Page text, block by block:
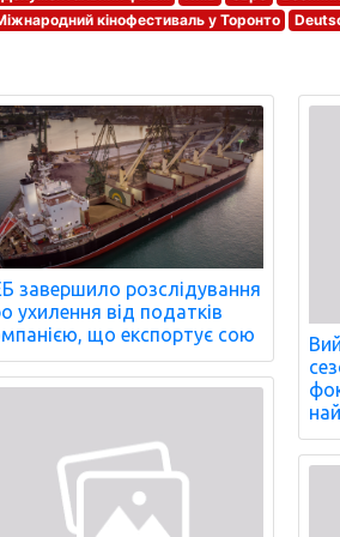
кінофестиваль у Торонто
завершило розслідування
ухилення від податків
що експортує сою